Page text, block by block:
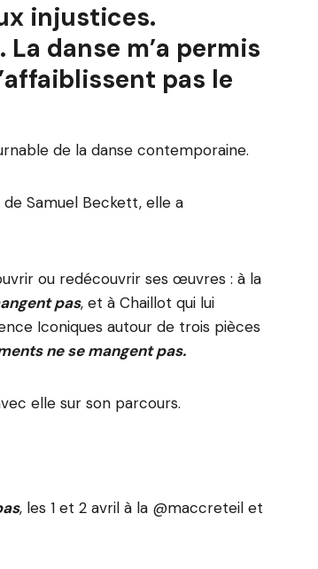
injustices.
danse m’a permis
pas le
de la danse contemporaine.
de Samuel Beckett, elle a
ou redécouvrir ses œuvres : à la
pas, et à Chaillot qui lui
Iconiques autour de trois pièces
ne se mangent pas.
elle sur son parcours.
, les 1 et 2 avril à la @maccreteil et